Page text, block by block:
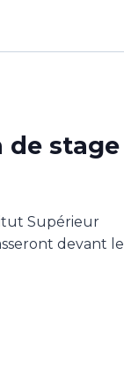
stage
Supérieur
devant